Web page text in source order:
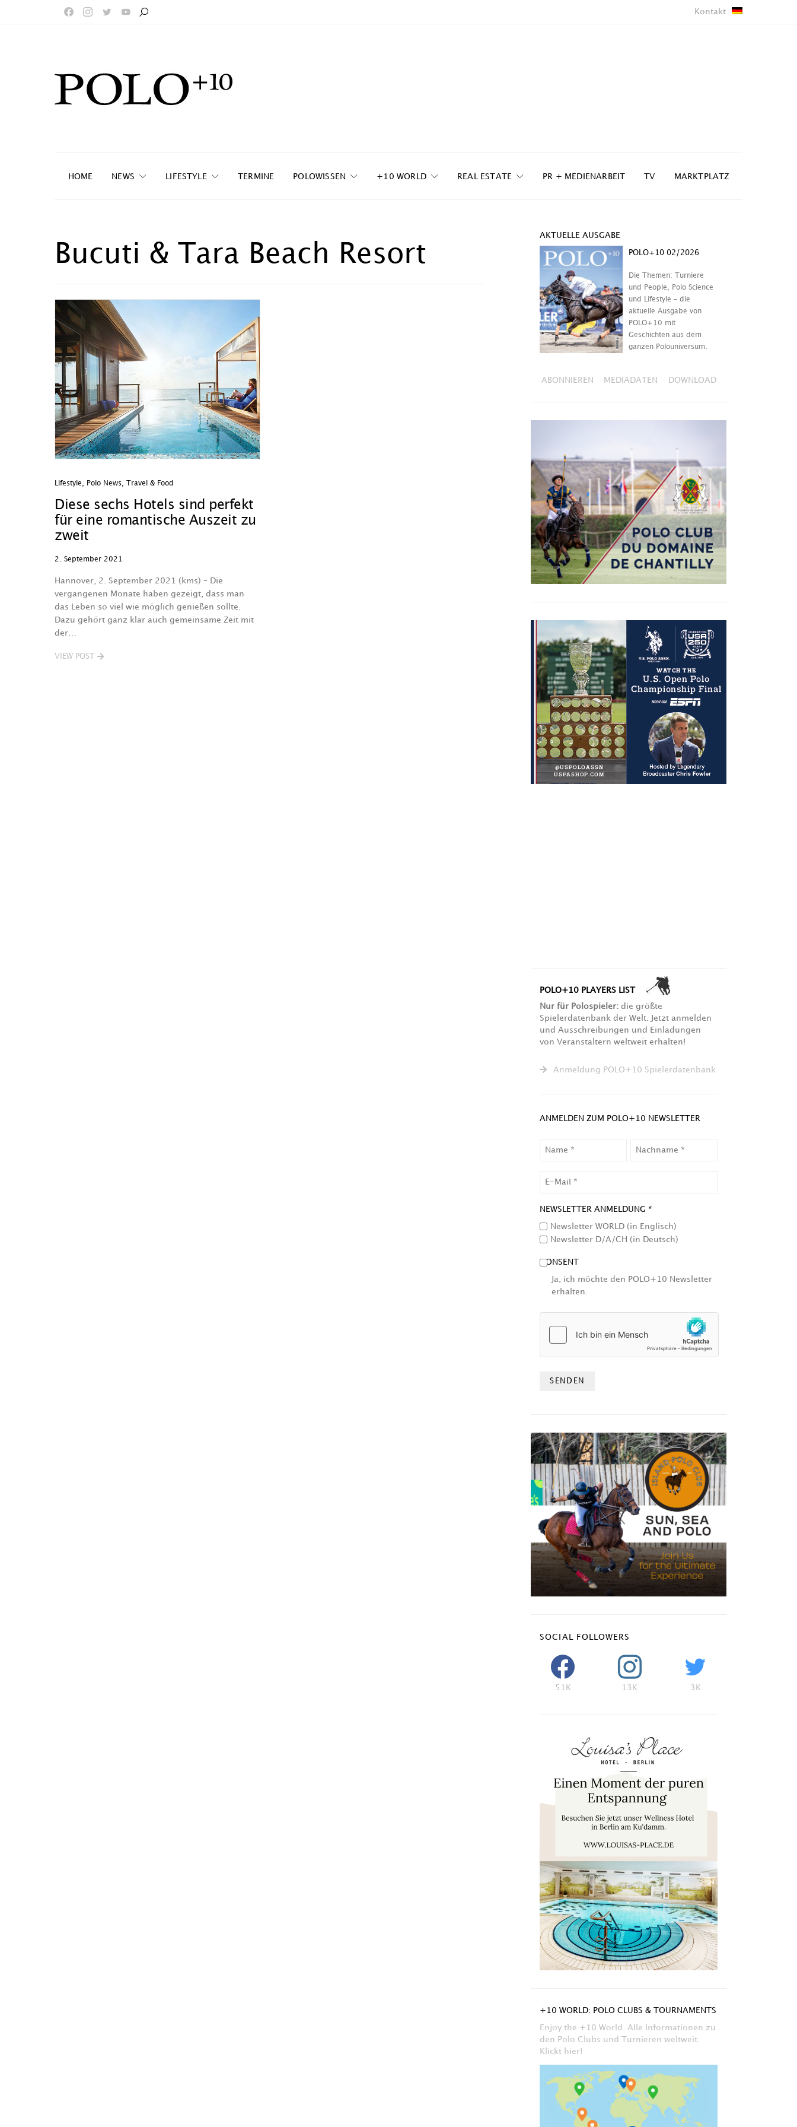
Kontakt
HOME NEWS LIFESTYLE TERMINE POLOWISSEN +10 WORLD REAL ESTATE PR + MEDIENARBEIT TV MARKTPLATZ
Bucuti & Tara Beach Resort
Lifestyle Polo News Travel & Food
Diese sechs Hotels sind perfekt
für eine romantische Auszeit zu
zweit
2. September 2021
Hannover, 2. September 2021 (kms) – Die
vergangenen Monate haben gezeigt, dass man
das Leben so viel wie möglich genießen sollte.
Dazu gehört ganz klar auch gemeinsame Zeit mit
der…
VIEW POST
AKTUELLE AUSGABE
POLO+10 02/2026
Die Themen: Turniere
und People, Polo Science
und Lifestyle – die
aktuelle Ausgabe von
POLO+10 mit
Geschichten aus dem
ganzen Polouniversum.
ABONNIEREN MEDIADATEN DOWNLOAD
POLO+10 PLAYERS LIST
Nur für Polospieler: die größte
Spielerdatenbank der Welt. Jetzt anmelden
und Ausschreibungen und Einladungen
von Veranstaltern weltweit erhalten!
Anmeldung POLO+10 Spielerdatenbank
ANMELDEN ZUM POLO+10 NEWSLETTER
NEWSLETTER ANMELDUNG *
Newsletter WORLD (in Englisch)
Newsletter D/A/CH (in Deutsch)
CONSENT
Ja, ich möchte den POLO+10 Newsletter
erhalten.
SOCIAL FOLLOWERS
51K 13K 3K
+10 WORLD: POLO CLUBS & TOURNAMENTS
Enjoy the +10 World. Alle Informationen zu
den Polo Clubs und Turnieren weltweit.
Klickt hier!